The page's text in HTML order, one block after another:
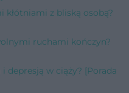
kłótniami z bliską osobą?
ruchami kończyn?
depresją w ciąży? [Porada